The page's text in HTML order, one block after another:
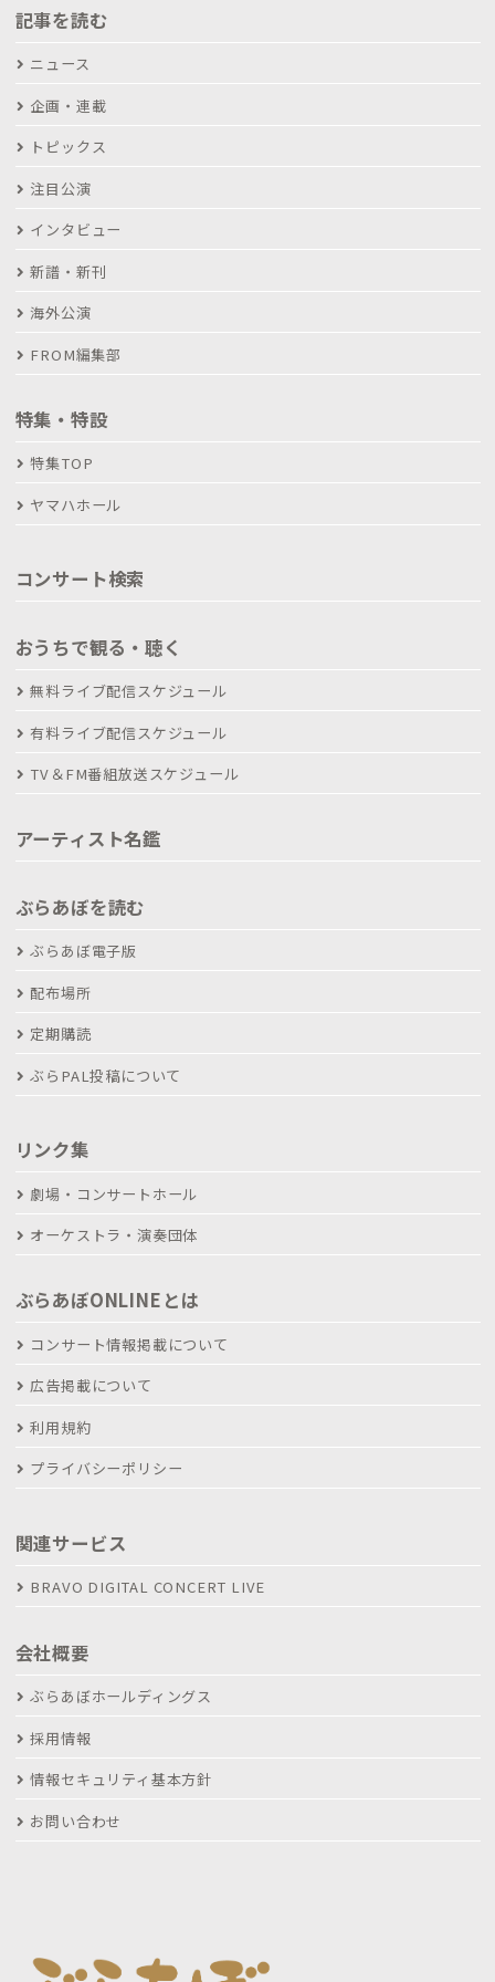
記事を読む
ニュース
企画・連載
トピックス
注目公演
インタビュー
新譜・新刊
海外公演
FROM編集部
特集・特設
特集TOP
ヤマハホール
コンサート検索
おうちで観る・聴く
無料ライブ配信スケジュール
有料ライブ配信スケジュール
TV＆FM番組放送スケジュール
アーティスト名鑑
ぶらあぼを読む
ぶらあぼ電子版
配布場所
定期購読
ぶらPAL投稿について
リンク集
劇場・コンサートホール
オーケストラ・演奏団体
ぶらあぼONLINEとは
コンサート情報掲載について
広告掲載について
利用規約
プライバシーポリシー
関連サービス
BRAVO DIGITAL CONCERT LIVE
会社概要
ぶらあぼホールディングス
採用情報
情報セキュリティ基本方針
お問い合わせ